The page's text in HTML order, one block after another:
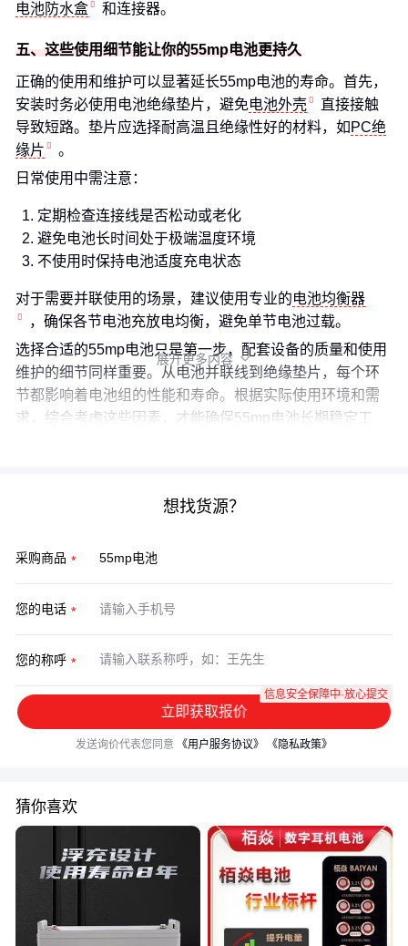
电池防水盒
和连接器。
五、这些使用细节能让你的55mp电池更持久
正确的使用和维护可以显著延长55mp电池的寿命。首先，
安装时务必使用电池绝缘垫片，避免电池外壳
直接接触
导致短路。垫片应选择耐高温且绝缘性好的材料，如 PC绝
缘片
。
日常使用中需注意：
定期检查连接线是否松动或老化
避免电池长时间处于极端温度环境
不使用时保持电池适度充电状态
对于需要并联使用的场景，建议使用专业的电池均衡器
，确保各节电池充放电均衡，避免单节电池过载。
选择合适的55mp电池只是第一步，配套设备的质量和使用
维护的细节同样重要。从电池并联线到绝缘垫片，每个环
节都影响着电池组的性能和寿命。根据实际使用环境和需
求，综合考虑这些因素，才能确保55mp电池长期稳定工
展开更多内容 
想找货源？
采购商品
您的电话
您的称呼
立即获取报价
信息安全保障中·放心提交
发送询价代表您同意 《用户服务协议》 《隐私政策》
猜你喜欢